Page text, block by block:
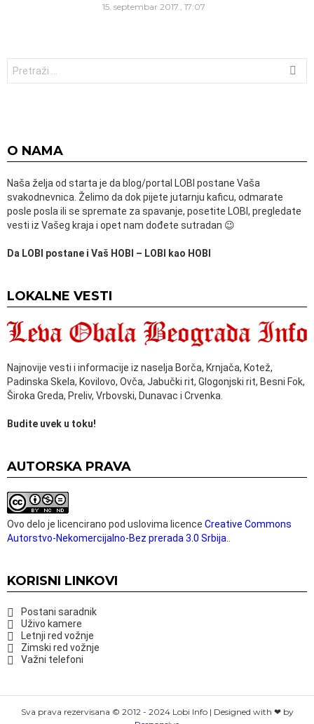
15. septembar 2017., 17:07
O NAMA
Naša želja od starta je da blog/portal LOBI postane Vaša
svakodnevnica. Želimo da dok pijete jutarnju kaficu, odmarate
posle posla ili se spremate za spavanje, posetite LOBI, pregledate
vesti iz Vašeg kraja i opet nam dođete sutradan 😉
Da LOBI postane i Vaš HOBI – LOBI kao HOBI
LOKALNE VESTI
Najnovije vesti i informacije iz naselja Borča, Krnjača, Kotež,
Padinska Skela, Kovilovo, Ovča, Jabučki rit, Glogonjski rit, Besni Fok,
Široka Greda, Preliv, Vrbovski, Dunavac i Crvenka.
Budite uvek u toku!
AUTORSKA PRAVA
Ovo delo je licencirano pod uslovima licence Creative Commons
Autorstvo-Nekomercijalno-Bez prerada 3.0 Srbija.
KORISNI LINKOVI
Postani saradnik
Uživo kamere
Letnji red vožnje
Zimski red vožnje
Važni telefoni
Sva prava rezervisana © 2012 - 2024 Lobi Info | Designed with ❤ by